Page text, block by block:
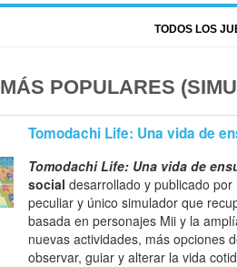
TODOS LOS
MÁS POPULARES
Tomodachi Life: Una vida de
Tomodachi Life: Una vida de
social desarrollado y publicado
peculiar y único simulador que
basada en personajes Mii y la
nuevas actividades, más opciones
observar, guiar y alterar la vida